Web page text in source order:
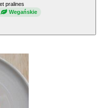
pralines
Wegańskie